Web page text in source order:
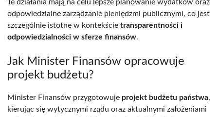
Te działania mają na celu lepsze planowanie wydatków oraz
odpowiedzialne zarządzanie pieniędzmi publicznymi, co jest
szczególnie istotne w kontekście transparentności i
odpowiedzialności w sferze finansów.
Jak Minister Finansów opracowuje
projekt budżetu?
Minister Finansów przygotowuje projekt budżetu państwa,
kierując się wytycznymi rządu oraz aktualnymi założeniami